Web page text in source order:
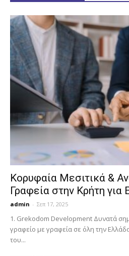
Κορυφαία Μεσιτικά &
Γραφεία στην Κρήτη για
admin - Σεπ 17, 2025
1. Grekodom Development Δυνατά
γραφείο με γραφεία σε όλη την
του...